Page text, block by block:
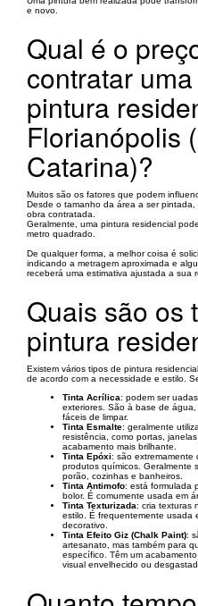
e novo.
Qual é o
contratar
pintura
Florianópolis
Catarina)?
Muitos são os fatores que podem
Desde o tamanho da área a ser
obra contratada.
Geralmente, uma pintura residencial
metro quadrado.
De qualquer forma, a melhor coisa é
indicando a metragem aproximada e
receberá uma estimativa ajustada a sua
Quais são os
pintura
Existem vários tipos de pintura
de acordo com a necessidade e estilo.
Tinta Acrílica: podem ser
exteriores. São à base de
fáceis de limpar.
Tinta Esmalte: geralmente
resistência, como portas,
acabamento mais brilhante.
Tinta Epóxi: são extremamente
produtos químicos. Geralmente
porão, cozinhas e banheiros.
Tinta Antimofo: está formulada
bolor. É comumente usada em
Tinta Texturizada: cria texturas
estilo. É frequentemente usada
decorativo.
Tinta Efeito Giz (Chalk Paint):
artesanato, mas também para
específico. Têm um
visual envelhecido ou